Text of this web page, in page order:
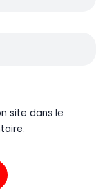
site dans le